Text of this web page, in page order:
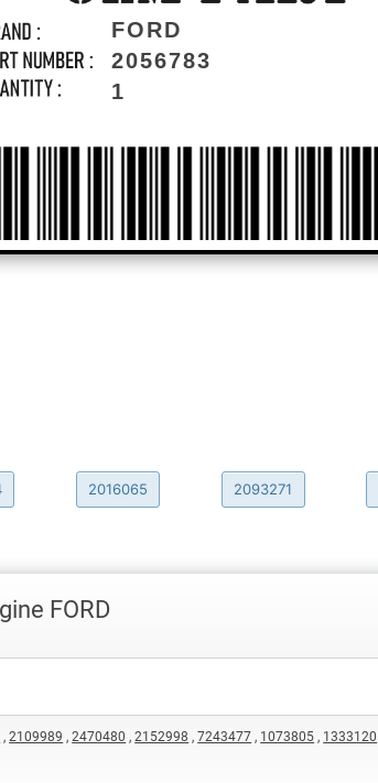
FORD
2056783
1
2016065 2093271
FORD
,2109989 ,2470480 ,2152998 ,7243477 , 1073805 , 1333120